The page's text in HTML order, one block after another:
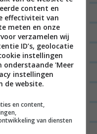
aan dit rijtje
we leuk!
2018 iedere dag
boek is?
en ligt nu in
is verkrijgbaar bij de
.
boek.
content en
effectiviteit van
meten en onze
verzamelen wij
ID’s, geolocatie
instellingen
onderstaande 'Meer
instellingen
de website.
en content,
van diensten